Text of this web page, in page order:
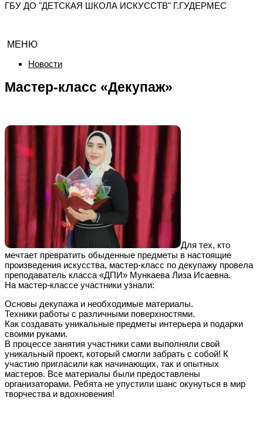
ГБУ ДО "ДЕТСКАЯ ШКОЛА ИСКУССТВ" Г.ГУДЕРМЕС
МЕНЮ
Новости
Мастер-класс «Декупаж»
Для тех, кто
мечтает превратить обыденные предметы в настоящие
произведения искусства, мастер-класс по декупажу провела
преподаватель класса «ДПИ» Мункаева Лиза Исаевна.
На мастер-классе участники узнали:
Основы декупажа и необходимые материалы.
Техники работы с различными поверхностями.
Как создавать уникальные предметы интерьера и подарки
своими руками.
В процессе занятия участники сами выполняли свой
уникальный проект, который смогли забрать с собой! К
участию пригласили как начинающих, так и опытных
мастеров. Все материалы были предоставлены
организаторами. Ребята не упустили шанс окунуться в мир
творчества и вдохновения!